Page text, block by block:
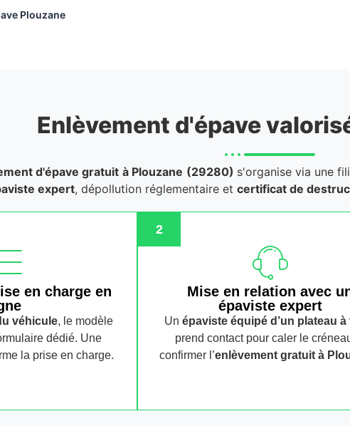
Plouzane
Enlèvement d'épave
d'épave gratuit à Plouzane (29280) s'organise via une
expert, dépollution réglementaire et certificat de
en charge en
véhicule, le modèle
dédié. Une
la prise en charge.
2
Mise en relation avec
épaviste expert
Un épaviste équipé d’un plateau à
prend contact pour caler le
confirmer l’enlèvement gratuit à